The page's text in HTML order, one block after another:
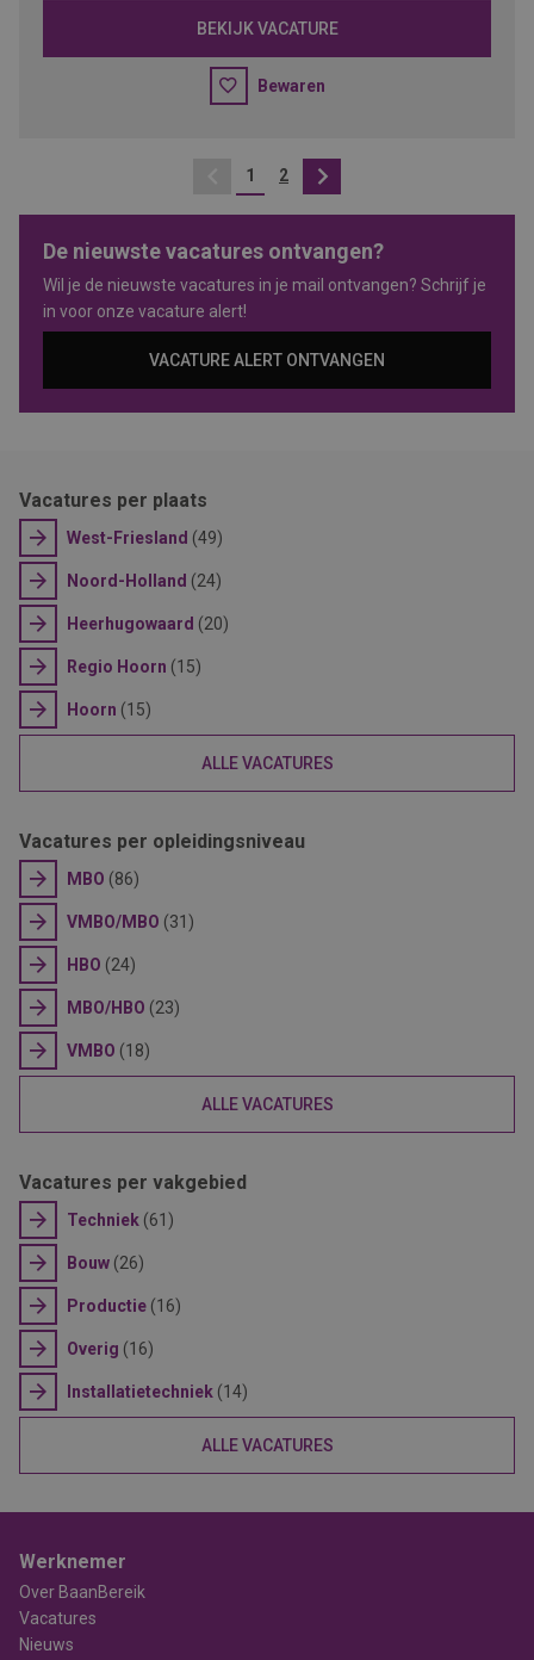
BEKIJK VACATURE
Bewaren
Vorige
1 2
De nieuwste vacatures ontvangen?
Wil je de nieuwste vacatures in je mail ontvangen? Schrijf je
in voor onze vacature alert!
VACATURE ALERT ONTVANGEN
Vacatures per plaats
West-Friesland (49)
Noord-Holland (24)
Heerhugowaard (20)
Regio Hoorn (15)
Hoorn (15)
ALLE VACATURES
Vacatures per opleidingsniveau
MBO (86)
VMBO/MBO (31)
HBO (24)
MBO/HBO (23)
VMBO (18)
ALLE VACATURES
Vacatures per vakgebied
Techniek (61)
Bouw (26)
Productie (16)
Overig (16)
Installatietechniek (14)
ALLE VACATURES
Werknemer
Over BaanBereik
Vacatures
Nieuws